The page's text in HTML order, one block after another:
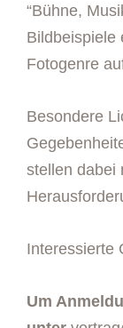
“Bühne,
Bildbeispiele
Fotogenre
Besondere
stellen dabei
Interessierte
Um